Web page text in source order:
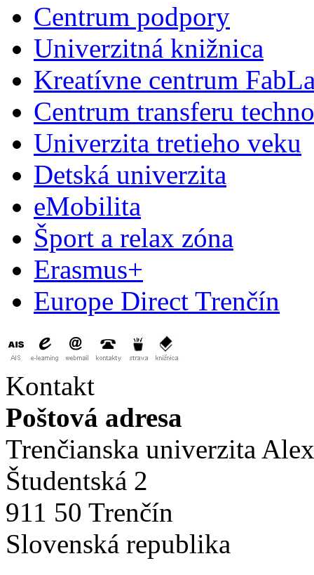
Centrum podpory
Univerzitná knižnica
Kreatívne centrum
Centrum transferu
Univerzita tretieho veku
Detská univerzita
eMobilita
Šport a relax zóna
Erasmus+
Europe Direct Trenčín
Kontakt
Poštová adresa
Trenčianska univerzita
Študentská 2
911 50 Trenčín
Slovenská republika